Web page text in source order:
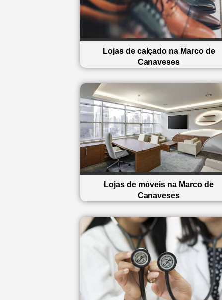
Lojas de calçado na Marco de
Canaveses
Lojas de móveis na Marco de
Canaveses